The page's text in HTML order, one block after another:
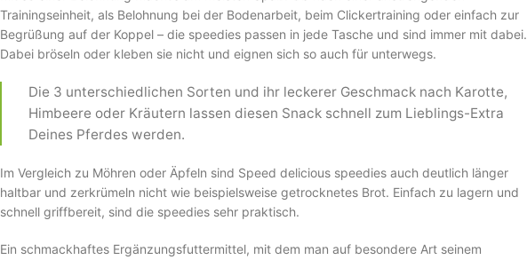
Trainingseinheit, als Belohnung bei der Bodenarbeit, beim Clickertraining oder einfach zur
Begrüßung auf der Koppel – die speedies passen in jede Tasche und sind immer mit dabei.
Dabei bröseln oder kleben sie nicht und eignen sich so auch für unterwegs.
Die 3 unterschiedlichen Sorten und ihr leckerer Geschmack nach Karotte,
Himbeere oder Kräutern lassen diesen Snack schnell zum Lieblings-Extra
Deines Pferdes werden.
Im Vergleich zu Möhren oder Äpfeln sind Speed delicious speedies auch deutlich länger
haltbar und zerkrümeln nicht wie beispielsweise getrocknetes Brot. Einfach zu lagern und
schnell griffbereit, sind die speedies sehr praktisch.
Ein schmackhaftes Ergänzungsfuttermittel, mit dem man auf besondere Art seinem